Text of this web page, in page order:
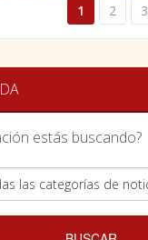
1 2 3
estás buscando?